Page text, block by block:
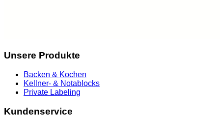
Unsere Produkte
Backen & Kochen
Kellner- & Notablocks
Private Labeling
Kundenservice